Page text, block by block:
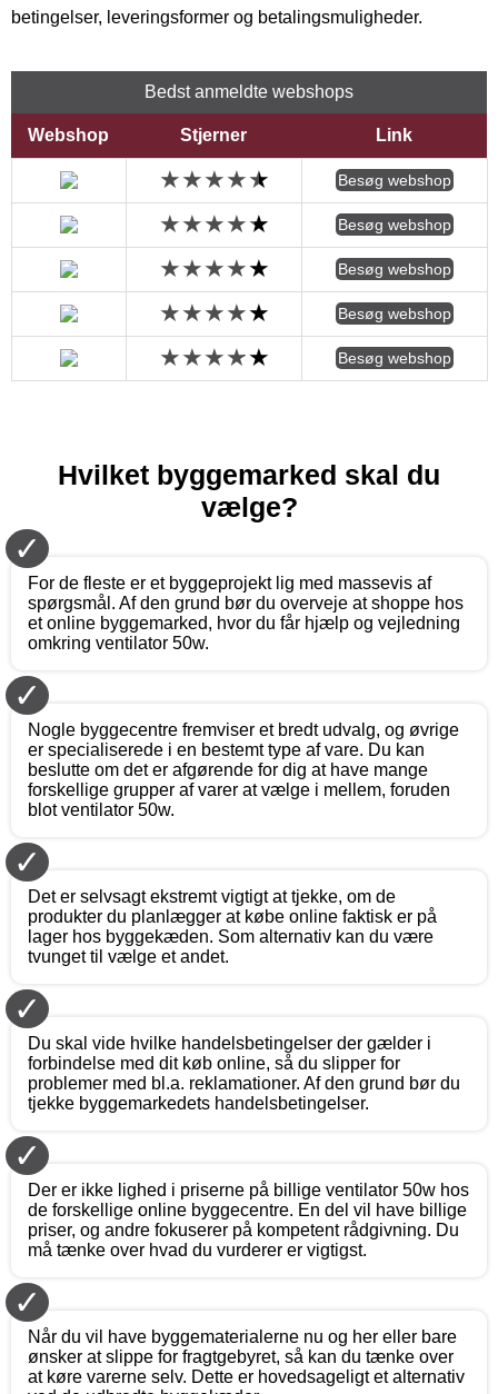
betingelser, leveringsformer og betalingsmuligheder.
Bedst anmeldte webshops
Webshop Stjerner Link
Besøg webshop
Besøg webshop
Besøg webshop
Besøg webshop
Besøg webshop
Hvilket byggemarked skal du
vælge?
✓
For de fleste er et byggeprojekt lig med massevis af
spørgsmål. Af den grund bør du overveje at shoppe hos
et online byggemarked, hvor du får hjælp og vejledning
omkring ventilator 50w.
✓
Nogle byggecentre fremviser et bredt udvalg, og øvrige
er specialiserede i en bestemt type af vare. Du kan
beslutte om det er afgørende for dig at have mange
forskellige grupper af varer at vælge i mellem, foruden
blot ventilator 50w.
✓
Det er selvsagt ekstremt vigtigt at tjekke, om de
produkter du planlægger at købe online faktisk er på
lager hos byggekæden. Som alternativ kan du være
tvunget til vælge et andet.
✓
Du skal vide hvilke handelsbetingelser der gælder i
forbindelse med dit køb online, så du slipper for
problemer med bl.a. reklamationer. Af den grund bør du
tjekke byggemarkedets handelsbetingelser.
✓
Der er ikke lighed i priserne på billige ventilator 50w hos
de forskellige online byggecentre. En del vil have billige
priser, og andre fokuserer på kompetent rådgivning. Du
må tænke over hvad du vurderer er vigtigst.
✓
Når du vil have byggematerialerne nu og her eller bare
ønsker at slippe for fragtgebyret, så kan du tænke over
at køre varerne selv. Dette er hovedsageligt et alternativ